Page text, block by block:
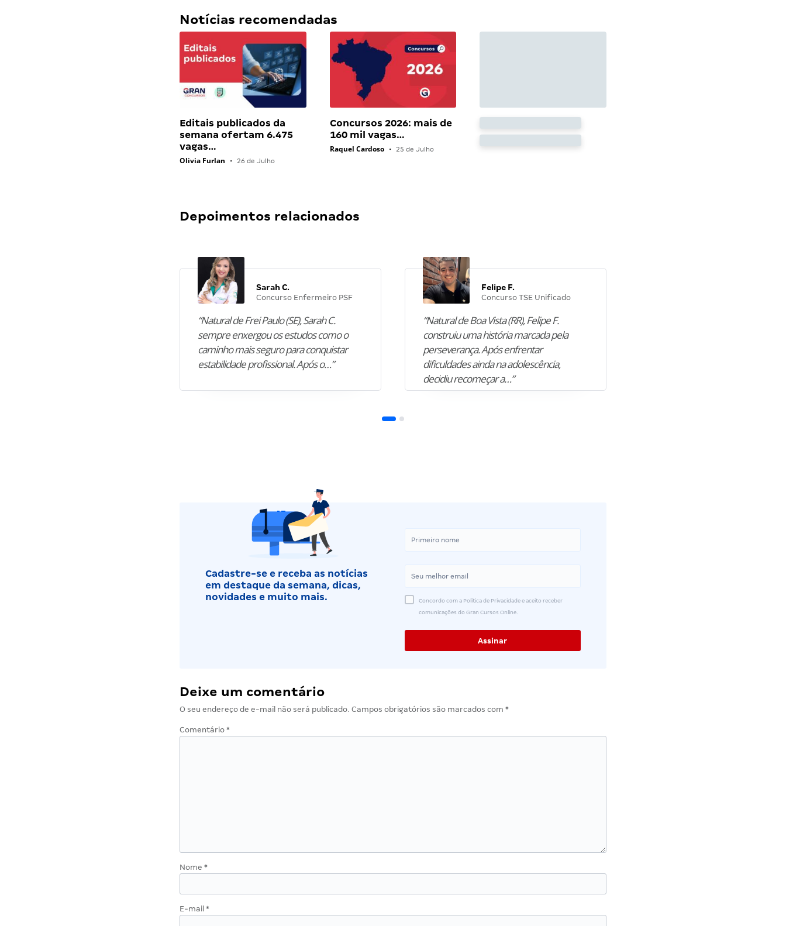
Notícias recomendadas
Editais publicados da
semana ofertam 6.475
vagas…
Olivia Furlan • 26 de Julho
Concursos 2026: mais de
160 mil vagas…
Raquel Cardoso • 25 de Julho
Depoimentos relacionados
Sarah C.
Concurso Enfermeiro PSF
“Natural de Frei Paulo (SE), Sarah C.
sempre enxergou os estudos como o
caminho mais seguro para conquistar
estabilidade profissional. Após o…”
Felipe F.
Concurso TSE Unificado
“Natural de Boa Vista (RR), Felipe F.
construiu uma história marcada pela
perseverança. Após enfrentar
dificuldades ainda na adolescência,
decidiu recomeçar a…”
Cadastre-se e receba as notícias
em destaque da semana, dicas,
novidades e muito mais.
Concordo com a Política de Privacidade e aceito receber
comunicações do Gran Cursos Online.
Deixe um comentário
O seu endereço de e-mail não será publicado. Campos obrigatórios são marcados com *
Comentário *
Nome *
E-mail *